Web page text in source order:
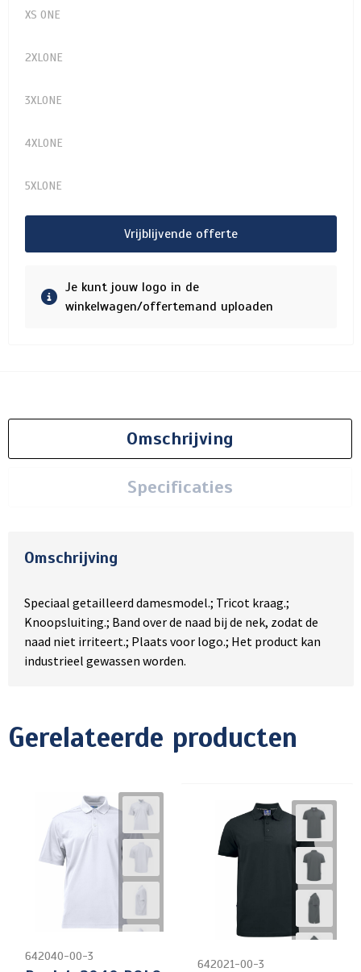
XS ONE
2XLONE
3XLONE
4XLONE
5XLONE
Vrijblijvende offerte
Je kunt jouw logo in de
winkelwagen/offertemand uploaden
Omschrijving
Specificaties
Omschrijving
Speciaal getailleerd damesmodel.; Tricot kraag.;
Knoopsluiting.; Band over de naad bij de nek, zodat de
naad niet irriteert.; Plaats voor logo.; Het product kan
industrieel gewassen worden.
Gerelateerde producten
642040-00-3
642021-00-3